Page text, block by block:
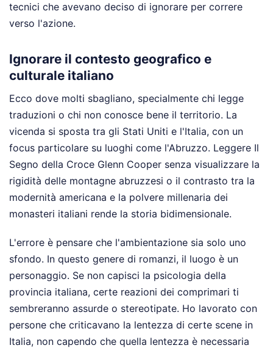
tecnici che avevano deciso di ignorare per correre
verso l'azione.
Ignorare il contesto geografico e
culturale italiano
Ecco dove molti sbagliano, specialmente chi legge
traduzioni o chi non conosce bene il territorio. La
vicenda si sposta tra gli Stati Uniti e l'Italia, con un
focus particolare su luoghi come l'Abruzzo. Leggere Il
Segno della Croce Glenn Cooper senza visualizzare la
rigidità delle montagne abruzzesi o il contrasto tra la
modernità americana e la polvere millenaria dei
monasteri italiani rende la storia bidimensionale.
L'errore è pensare che l'ambientazione sia solo uno
sfondo. In questo genere di romanzi, il luogo è un
personaggio. Se non capisci la psicologia della
provincia italiana, certe reazioni dei comprimari ti
sembreranno assurde o stereotipate. Ho lavorato con
persone che criticavano la lentezza di certe scene in
Italia, non capendo che quella lentezza è necessaria